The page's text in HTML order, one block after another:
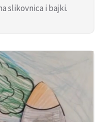
slikovnica i bajki.